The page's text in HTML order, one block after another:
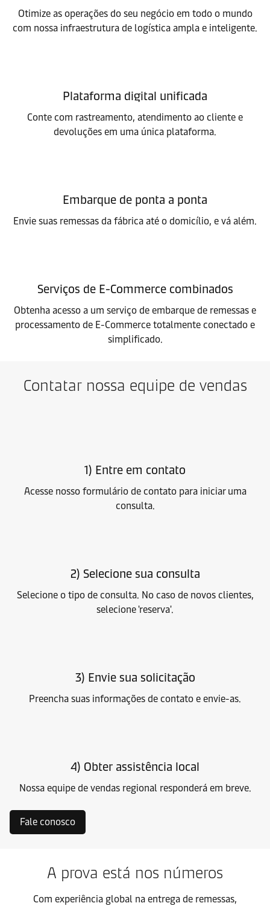
Otimize as operações do seu negócio em todo o mundo
com nossa infraestrutura de logística ampla e inteligente.
Plataforma digital unificada
Conte com rastreamento, atendimento ao cliente e
devoluções em uma única plataforma.
Embarque de ponta a ponta
Envie suas remessas da fábrica até o domicílio, e vá além.
Serviços de E-Commerce combinados
Obtenha acesso a um serviço de embarque de remessas e
processamento de E-Commerce totalmente conectado e
simplificado.
Contatar nossa equipe de vendas
1) Entre em contato
Acesse nosso formulário de contato para iniciar uma
consulta.
2) Selecione sua consulta
Selecione o tipo de consulta. No caso de novos clientes,
selecione 'reserva'.
3) Envie sua solicitação
Preencha suas informações de contato e envie-as.
4) Obter assistência local
Nossa equipe de vendas regional responderá em breve.
Fale conosco
A prova está nos números
Com experiência global na entrega de remessas,